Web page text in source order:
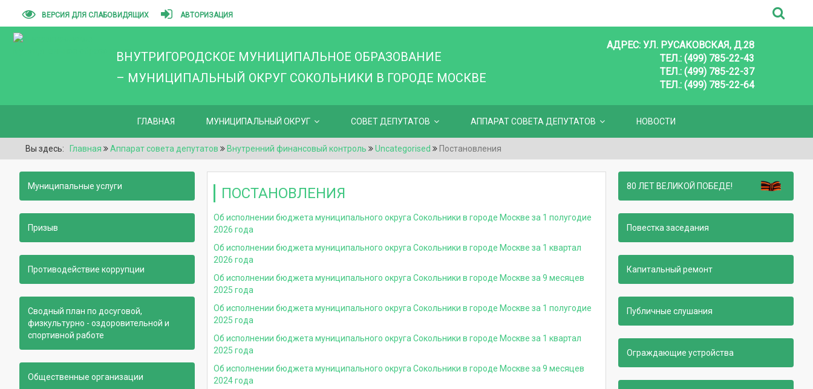
ВЕРСИЯ ДЛЯ СЛАБОВИДЯЩИХ АВТОРИЗАЦИЯ
ВНУТРИГОРОДСКОЕ МУНИЦИПАЛЬНОЕ ОБРАЗОВАНИЕ
– МУНИЦИПАЛЬНЫЙ ОКРУГ СОКОЛЬНИКИ В ГОРОДЕ МОСКВЕ
АДРЕС: УЛ. РУСАКОВСКАЯ, Д.28
ТЕЛ.: (499) 785-22-43
ТЕЛ.: (499) 785-22-37
ТЕЛ.: (499) 785-22-64
ГЛАВНАЯ МУНИЦИПАЛЬНЫЙ ОКРУГ СОВЕТ ДЕПУТАТОВ АППАРАТ СОВЕТА ДЕПУТАТОВ НОВОСТИ
Вы здесь: Главная Аппарат совета депутатов Внутренний финансовый контроль Uncategorised Постановления
Муниципальные услуги
Призыв
Противодействие коррупции
Сводный план по досуговой,
физкультурно - оздоровительной и
спортивной работе
Общественные организации
ПОСТАНОВЛЕНИЯ
Об исполнении бюджета муниципального округа Сокольники в городе Москве за 1 полугодие
2026 года
Об исполнении бюджета муниципального округа Сокольники в городе Москве за 1 квартал
2026 года
Об исполнении бюджета муниципального округа Сокольники в городе Москве за 9 месяцев
2025 года
Об исполнении бюджета муниципального округа Сокольники в городе Москве за 1 полугодие
2025 года
Об исполнении бюджета муниципального округа Сокольники в городе Москве за 1 квартал
2025 года
Об исполнении бюджета муниципального округа Сокольники в городе Москве за 9 месяцев
2024 года
80 ЛЕТ ВЕЛИКОЙ ПОБЕДЕ!
Повестка заседания
Капитальный ремонт
Публичные слушания
Ограждающие устройства